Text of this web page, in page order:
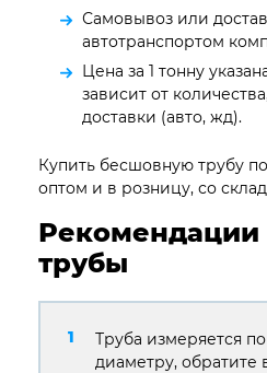
Самовывоз или
автотранспортом
Цена за 1 тонну
зависит от
доставки (авто, жд).
Купить бесшовную трубу
оптом и в розницу, со
трубы
Труба измеряется
диаметру, обратите